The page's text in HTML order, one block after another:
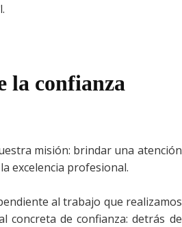
la confianza
misión: brindar una atención
excelencia profesional.
al trabajo que realizamos
concreta de confianza: detrás de